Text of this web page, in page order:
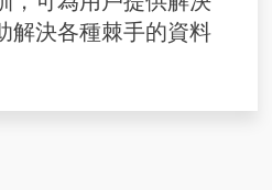
解決各種棘手的資料